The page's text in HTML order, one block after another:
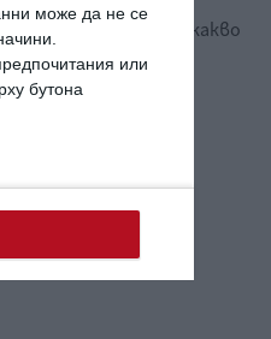
може да не се
или
бутона
паразитите и какво